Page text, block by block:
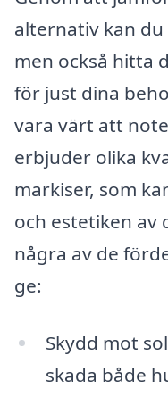
alternativ kan
men också hitta
för just dina
vara värt att
erbjuder olika
markiser, som
och estetiken av
några av de
ge:
Skydd mot
skada både